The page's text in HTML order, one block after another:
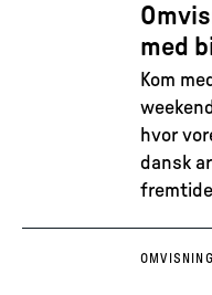
med
Kom
hvor
dansk
OMVISNING